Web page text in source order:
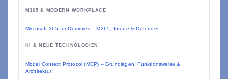
M365 & MODERN WORKPLACE
Microsoft 365 für Dummies – M365, Intune & Defender
KI & NEUE TECHNOLOGIEN
Model Context Protocol (MCP) – Grundlagen, Funktionsweise &
Architektur